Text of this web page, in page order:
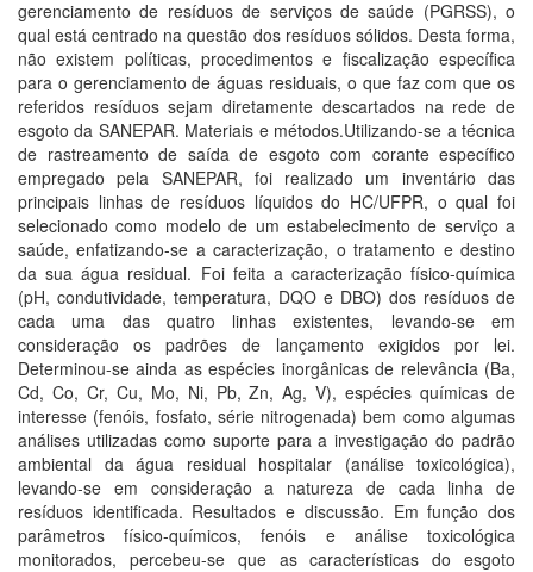
gerenciamento de resíduos de serviços de saúde (PGRSS), o
qual está centrado na questão dos resíduos sólidos. Desta forma,
não existem políticas, procedimentos e fiscalização específica
para o gerenciamento de águas residuais, o que faz com que os
referidos resíduos sejam diretamente descartados na rede de
esgoto da SANEPAR. Materiais e métodos.Utilizando-se a técnica
de rastreamento de saída de esgoto com corante específico
empregado pela SANEPAR, foi realizado um inventário das
principais linhas de resíduos líquidos do HC/UFPR, o qual foi
selecionado como modelo de um estabelecimento de serviço a
saúde, enfatizando-se a caracterização, o tratamento e destino
da sua água residual. Foi feita a caracterização físico-química
(pH, condutividade, temperatura, DQO e DBO) dos resíduos de
cada uma das quatro linhas existentes, levando-se em
consideração os padrões de lançamento exigidos por lei.
Determinou-se ainda as espécies inorgânicas de relevância (Ba,
Cd, Co, Cr, Cu, Mo, Ni, Pb, Zn, Ag, V), espécies químicas de
interesse (fenóis, fosfato, série nitrogenada) bem como algumas
análises utilizadas como suporte para a investigação do padrão
ambiental da água residual hospitalar (análise toxicológica),
levando-se em consideração a natureza de cada linha de
resíduos identificada. Resultados e discussão. Em função dos
parâmetros físico-químicos, fenóis e análise toxicológica
monitorados, percebeu-se que as características do esgoto